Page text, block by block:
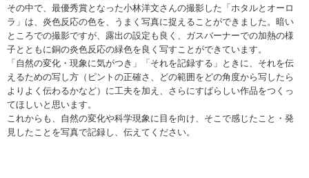
その中で、最優秀賞となった小林洋文さんの撮影した「ホタルとオーロ
ラ」は、炎色反応の色を、うまく写真に捉えることができました。暗い
ところでの撮影ですが、露出の設定も良く、ガスバーナーでの加熱の様
子とともに銅の炎色反応の緑色を良く写すことができています。
「自然の変化・現象に気がつき」「それを記録する」ときに、それを伝
えるための写し方（ピントの正確さ、どの範囲をどの角度から写したら
よりよく伝わるかなど）に工夫を加え、さらにすばらしい作品をつくっ
てほしいと思います。
これからも、自然の変化や科学現象に目を向け、そこで感じたこと・発
見したことを写真で記録し、伝えてください。